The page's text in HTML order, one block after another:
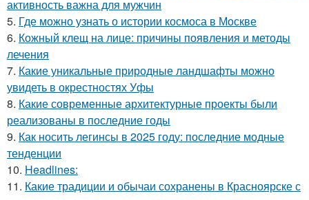
активность важна для мужчин
5. Где можно узнать о истории космоса в Москве
6. Кожный клещ на лице: причины появления и методы
лечения
7. Какие уникальные природные ландшафты можно
увидеть в окрестностях Уфы
8. Какие современные архитектурные проекты были
реализованы в последние годы
9. Как носить легинсы в 2025 году: последние модные
тенденции
10. Headlines:
11. Какие традиции и обычаи сохранены в Красноярске с